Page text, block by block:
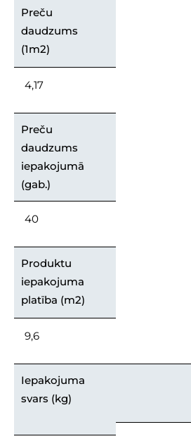
Preču
daudzums
(1m2)
4,17
Preču
daudzums
iepakojumā
(gab.)
40
Produktu
iepakojuma
platība (m2)
9,6
Iepakojuma
svars (kg)